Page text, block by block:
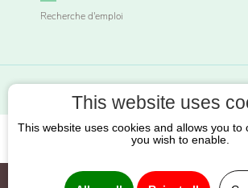
Recherche d'emploi
This website uses
This website uses cookies and allows you to
you wish to enable.